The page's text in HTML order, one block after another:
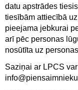
datu apstrādes
tiesībām attiecībā
pieejama jebkurai
arī pēc personas
nosūtīta uz
Saziņai ar LPCS